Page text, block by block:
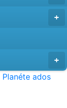
Planéte ados